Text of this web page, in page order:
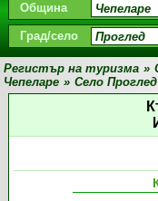
Община
Град/село
Регистър на туризма »
Чепеларе » Село Проглед